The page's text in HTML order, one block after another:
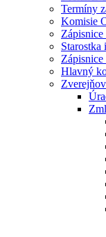
Termíny
Komisie
Starostka
Zápisnice
Hlavný